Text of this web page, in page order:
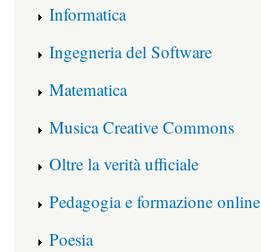
Informatica
Ingegneria del Software
Matematica
Musica Creative Commons
Oltre la verità ufficiale
Pedagogia e formazione online
Poesia